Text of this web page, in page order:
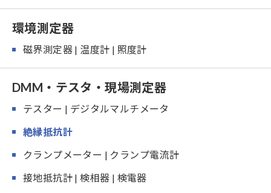
環境測定器
磁界測定器 | 温度計 | 照度計
DMM・テスタ・現場測定器
テスター | デジタルマルチメータ
絶縁抵抗計
クランプメーター | クランプ電流計
接地抵抗計 | 検相器 | 検電器